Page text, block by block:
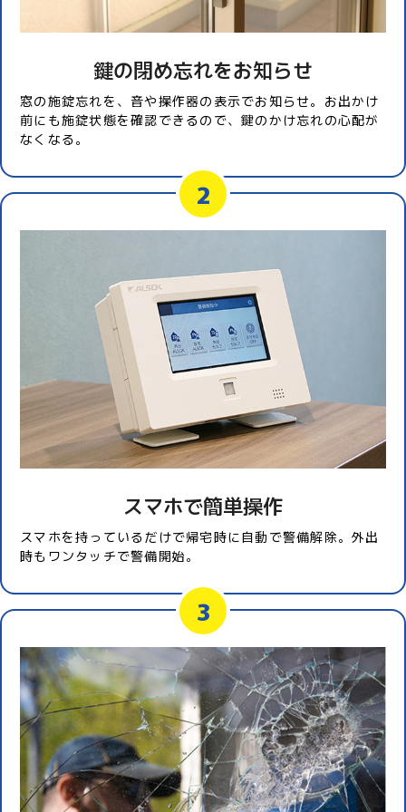
鍵の閉め忘れをお知らせ
窓の施錠忘れを、音や操作器の表示でお知らせ。お出かけ
前にも施錠状態を確認できるので、鍵のかけ忘れの心配が
なくなる。
2
スマホで簡単操作
スマホを持っているだけで帰宅時に自動で警備解除。外出
時もワンタッチで警備開始。
3